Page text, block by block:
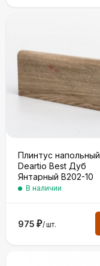
Плинтус напольный
Deartio Best Дуб
Янтарный B202-10
В наличии
975 ₽/шт.